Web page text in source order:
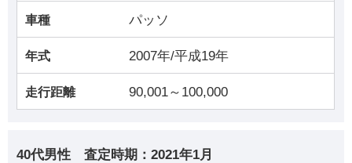
車種 パッソ
年式 2007年/平成19年
走行距離 90,001～100,000
40代男性 査定時期： 2021年1月